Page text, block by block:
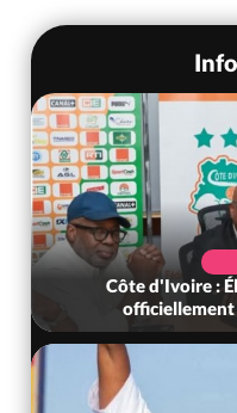
Côte d'Ivoire :
ventes